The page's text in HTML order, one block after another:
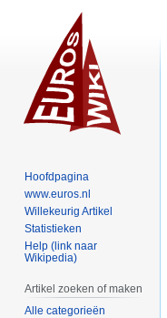
Hoofdpagina
www.euros.nl
Willekeurig Artikel
Statistieken
Help (link naar
Wikipedia)
Artikel zoeken of maken
Alle categorieën